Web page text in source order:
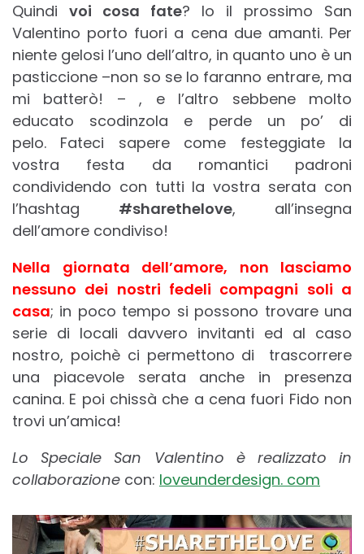
Quindi voi cosa fate? Io il prossimo San
Valentino porto fuori a cena due amanti. Per
niente gelosi l’uno dell’altro, in quanto uno è un
pasticcione –non so se lo faranno entrare, ma
mi batterò! – , e l’altro sebbene molto
educato scodinzola e perde un po’ di
pelo. Fateci sapere come festeggiate la
vostra festa da romantici padroni
condividendo con tutti la vostra serata con
l’hashtag #sharethelove, all’insegna
dell’amore condiviso!
Nella giornata dell’amore, non lasciamo
nessuno dei nostri fedeli compagni soli a
casa; in poco tempo si possono trovare una
serie di locali davvero invitanti ed al caso
nostro, poichè ci permettono di trascorrere
una piacevole serata anche in presenza
canina. E poi chissà che a cena fuori Fido non
trovi un’amica!
Lo Speciale San Valentino è realizzato in
collaborazione con: loveunderdesign. com